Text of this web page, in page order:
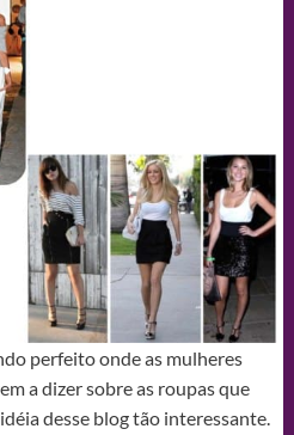
perfeito onde as mulheres
a dizer sobre as roupas que
desse blog tão interessante.